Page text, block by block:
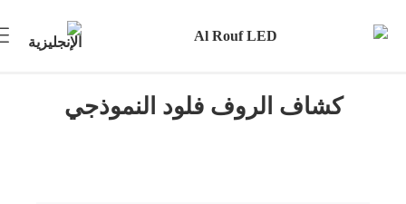
كشاف الروف فلود النموذجي